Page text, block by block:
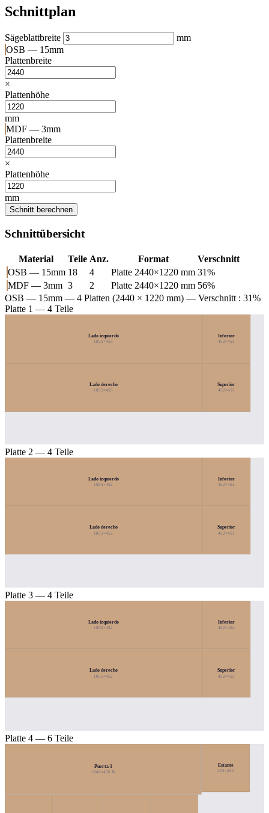
Schnittplan
Sägeblattbreite
mm
OSB — 15mm
Plattenbreite
×
Plattenhöhe
mm
MDF — 3mm
Plattenbreite
×
Plattenhöhe
mm
Schnitt berechnen
Schnittübersicht
Material Teile Anz. Format
Verschnitt
OSB — 15mm 18 4 Platte 2440×1220 mm 31%
MDF — 3mm 3 2 Platte 2440×1220 mm 56%
OSB — 15mm — 4 Platten (2440 × 1220 mm) — Verschnitt : 31%
Platte 1 — 4 Teile
Lado izquierdo
1855×455
Lado derecho
1855×455
Inferior
452×455
Superior
452×455
Platte 2 — 4 Teile
Lado izquierdo
1855×452
Lado derecho
1855×452
Inferior
452×452
Superior
452×452
Platte 3 — 4 Teile
Lado izquierdo
1855×452
Lado derecho
1855×452
Inferior
452×452
Superior
452×452
Platte 4 — 6 Teile
Puerta 1
1849×476 ↻
Estante
452×452